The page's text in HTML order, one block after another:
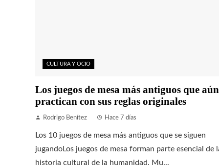
CULTURA Y OCIO
Los juegos de mesa más antiguos que
practican con sus reglas originales
Rodrigo Benítez Hace 7 días
Los 10 juegos de mesa más antiguos que se siguen
jugandoLos juegos de mesa forman parte esencial de
historia cultural de la humanidad. Mu...